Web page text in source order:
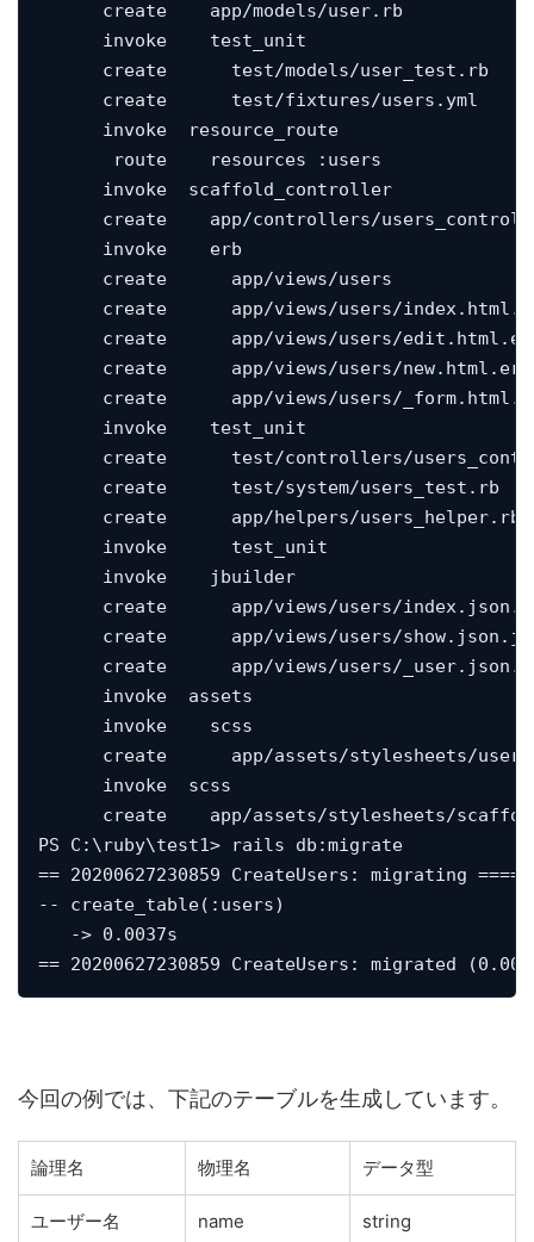
      create    app/models/user.rb
      invoke    test_unit
      create      test/models/user_test.rb
      create      test/fixtures/users.yml
      invoke  resource_route
       route    resources :users
      invoke  scaffold_controller
create    app/controllers/
      invoke    erb
      create      app/views/users
create      app/views/users/
create      app/views/users/
      create      app/views/users/new.html.erb
create      app/views/users/
      invoke    test_unit
create      test/controllers/
      create      test/system/users_test.rb
      create      app/helpers/users_helper.rb
      invoke      test_unit
      invoke    jbuilder
create      app/views/users/
create      app/views/users/
create      app/views/users/
      invoke  assets
      invoke    scss
create      app/assets/stylesheets/
      invoke  scss
create    app/assets/stylesheets/
PS C:\ruby\test1> rails db:migrate
== 20200627230859 CreateUsers: migrating
-- create_table(:users)
   -> 0.0037s
== 20200627230859 CreateUsers: migrated
今回の例では、下記のテーブルを生成しています。
論理名 物理名 データ型
ユーザー名 name string